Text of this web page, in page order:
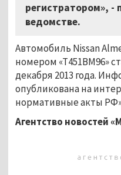
регистратором», -
ведомстве.
Автомобиль Nissan
номером «Т451ВМ96»
декабря 2013 года.
опубликована на
нормативные акты
Агентство новостей